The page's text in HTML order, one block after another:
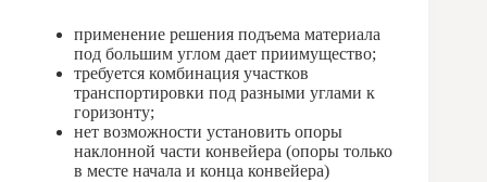
применение решения подъема материала
под большим углом дает приимущество;
требуется комбинация участков
транспортировки под разными углами к
горизонту;
нет возможности установить опоры
наклонной части конвейера (опоры только
в месте начала и конца конвейера)